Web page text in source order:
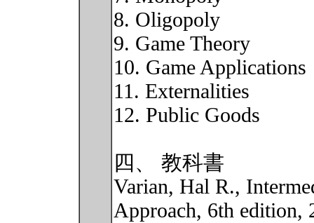
8. Oligopoly
9. Game Theory
10. Game Applications
11. Externalities
12. Public Goods
四、 教科書
Varian, Hal R.,
Approach, 6th edition,